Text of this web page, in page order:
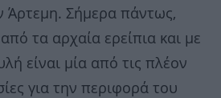
Άρτεμη. Σήμερα πάντως,
τα αρχαία ερείπια και με
είναι μία από τις πλέον
για την περιφορά του